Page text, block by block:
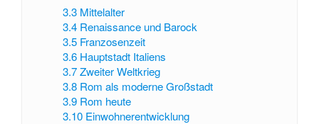
3.3 Mittelalter
3.4 Renaissance und Barock
3.5 Franzosenzeit
3.6 Hauptstadt Italiens
3.7 Zweiter Weltkrieg
3.8 Rom als moderne Großstadt
3.9 Rom heute
3.10 Einwohnerentwicklung